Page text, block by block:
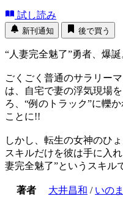
試し読み
新刊通知 後で買う
“人妻完全魅了”勇者、爆誕
ごくごく普通のサラリー
は、自宅で妻の浮気現場
ろ、“例のトラック”に轢
ことに!!
しかし、転生の女神のひ
スキルだけを彼は手に入
妻完全魅了”というスキル
著者 大井昌和 / いの